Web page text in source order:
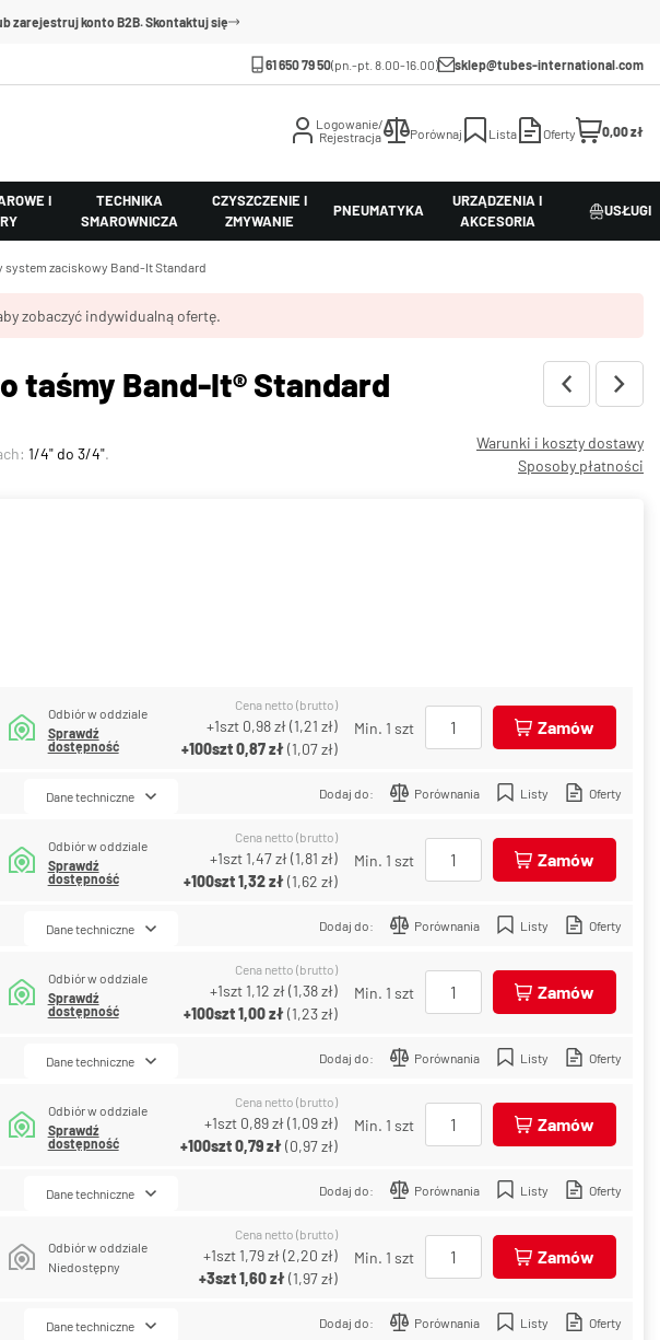
zarejestruj konto B2B. Skontaktuj się
61 650 79 50(pn.-pt. 8.00-16.00) sklep@tubes-international.com
Logowanie/
Rejestracja
Porównaj Lista Oferty 0,00 zł
I
TECHNIKA
SMAROWNICZA
CZYSZCZENIE I
ZMYWANIE
PNEUMATYKA
URZĄDZENIA I
AKCESORIA
USŁUGI
system zaciskowy Band-It Standard
zobaczyć indywidualną ofertę.
taśmy Band-It® Standard
1/4" do 3/4".
Warunki i koszty dostawy
Sposoby płatności
Odbiór w oddziale
Sprawdź
dostępność
Cena netto (brutto)
+1szt 0,98 zł(1,21 zł)
+100szt0,87 zł(1,07 zł)
Min. 1 szt Zamów
Dodaj do: Porównania Listy Oferty
Dane techniczne
Odbiór w oddziale
Sprawdź
dostępność
Cena netto (brutto)
+1szt 1,47 zł(1,81 zł)
+100szt1,32 zł(1,62 zł)
Min. 1 szt Zamów
Dodaj do: Porównania Listy Oferty
Dane techniczne
Odbiór w oddziale
Sprawdź
dostępność
Cena netto (brutto)
+1szt 1,12 zł(1,38 zł)
+100szt1,00 zł(1,23 zł)
Min. 1 szt Zamów
Dodaj do: Porównania Listy Oferty
Dane techniczne
Odbiór w oddziale
Sprawdź
dostępność
Cena netto (brutto)
+1szt 0,89 zł(1,09 zł)
+100szt0,79 zł(0,97 zł)
Min. 1 szt Zamów
Dodaj do: Porównania Listy Oferty
Dane techniczne
Odbiór w oddziale
Niedostępny
Cena netto (brutto)
+1szt 1,79 zł(2,20 zł)
+3szt1,60 zł(1,97 zł)
Min. 1 szt Zamów
Dodaj do: Porównania Listy Oferty
Dane techniczne